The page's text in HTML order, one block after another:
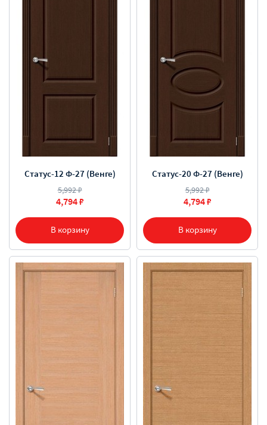
В корзину
Статус-12 Ф-27 (Венге)
5,992 ₽
4,794 ₽
В корзину
Статус-20 Ф-27 (Венге)
5,992 ₽
4,794 ₽